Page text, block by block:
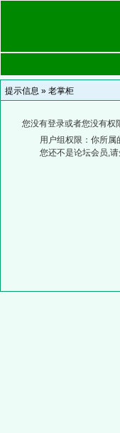
提示信息 » 老掌柜
您没有登录或者您没有权
用户组权限：你所
您还不是论坛会员,